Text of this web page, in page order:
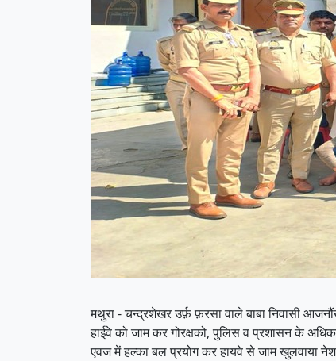
मथुरा - चन्द्रशेखर उर्फ़ फ़रसा वाले बाबा निवासी
हाईवे को जाम कर गोरक्षको, पुलिस व प्रशासन के
एवज में हल्का बल प्रयोग कर हायवे से जाम खुलवाया